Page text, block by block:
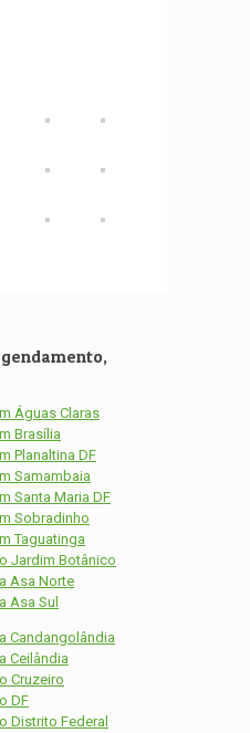
Águas Claras
Brasília
Planaltina DF
Samambaia
Santa Maria DF
Sobradinho
Taguatinga
Jardim Botânico
Asa Norte
Asa Sul
Candangolândia
Ceilândia
Cruzeiro
DF
Distrito Federal